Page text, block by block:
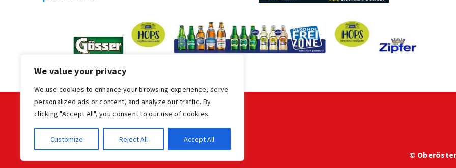
We value your privacy
We use cookies to enhance your browsing experience, serve
personalized ads or content, and analyze our traffic. By
clicking "Accept All", you consent to our use of cookies.
Customize Reject All Accept All
LV der OÖ Stocksportler
©